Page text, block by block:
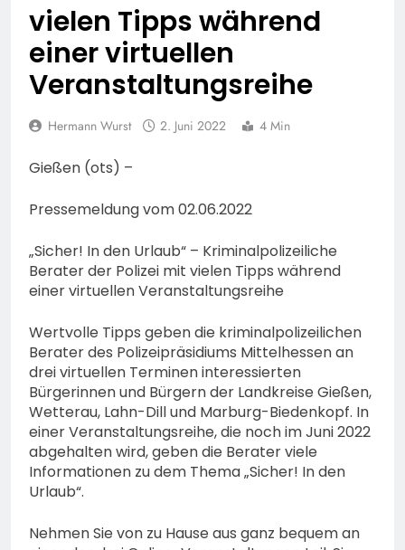
bestohlen: Zeugen
gesucht!; Mercedes
angedotzt: Hinweise
erbeten und Wer hat den
Fahrraddieb gesehen?
5. August 2026
vielen Tipps während
einer virtuellen
Veranstaltungsreihe
Hermann Wurst 2. Juni 2022 4 Min
Gießen (ots) –
Pressemeldung vom 02.06.2022
„Sicher! In den Urlaub“ – Kriminalpolizeiliche
Berater der Polizei mit vielen Tipps während
einer virtuellen Veranstaltungsreihe
Wertvolle Tipps geben die kriminalpolizeilichen
Berater des Polizeipräsidiums Mittelhessen an
drei virtuellen Terminen interessierten
Bürgerinnen und Bürgern der Landkreise Gießen,
Wetterau, Lahn-Dill und Marburg-Biedenkopf. In
einer Veranstaltungsreihe, die noch im Juni 2022
abgehalten wird, geben die Berater viele
Informationen zu dem Thema „Sicher! In den
Urlaub“.
Nehmen Sie von zu Hause aus ganz bequem an